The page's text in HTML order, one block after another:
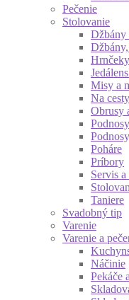
Pečenie
Stolovanie
Džbány
Misy a
Na cesty
Obrusy
Poháre
Príbory
Servis
Taniere
Svadobný tip
Varenie
Varenie a
Náčinie
Pekáče